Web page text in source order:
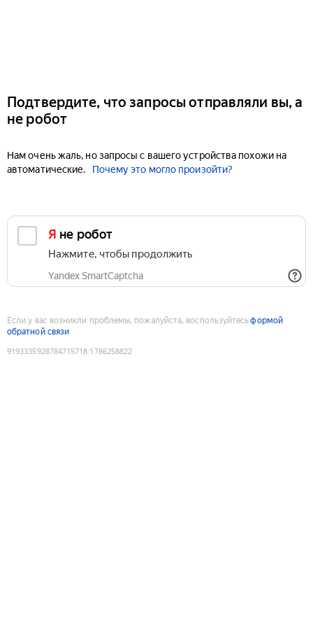
Подтвердите, что запросы отправляли вы, а
не робот
Нам очень жаль, но запросы с вашего устройства похожи на
автоматические.
Почему это могло произойти?
Я не робот
Нажмите, чтобы продолжить
Yandex SmartCaptcha
Если у вас возникли проблемы, пожалуйста, воспользуйтесьформой
обратной связи
9193335928784715718:1786258822